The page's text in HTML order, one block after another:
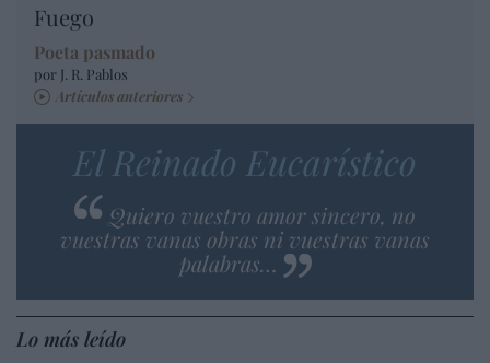
Fuego
Poeta pasmado
por J. R. Pablos
Artículos anteriores
El Reinado Eucarístico
Quiero vuestro amor sincero, no
vuestras vanas obras ni vuestras vanas
palabras…
Lo más leído